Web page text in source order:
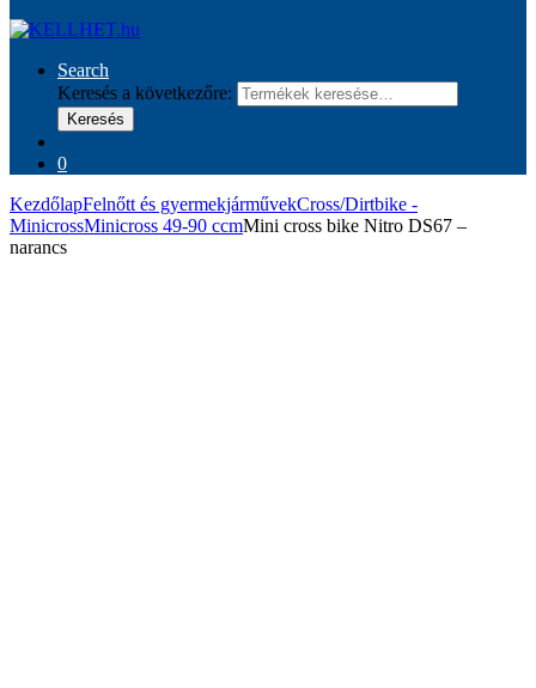
Search
Keresés a következőre:
Keresés
0
KezdőlapFelnőtt és gyermekjárművekCross/Dirtbike -
MinicrossMinicross 49-90 ccmMini cross bike Nitro DS67 –
narancs